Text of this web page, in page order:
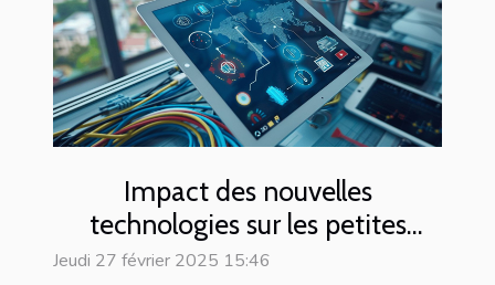
Impact des nouvelles
technologies sur les petites
entreprises
Jeudi 27 février 2025 15:46